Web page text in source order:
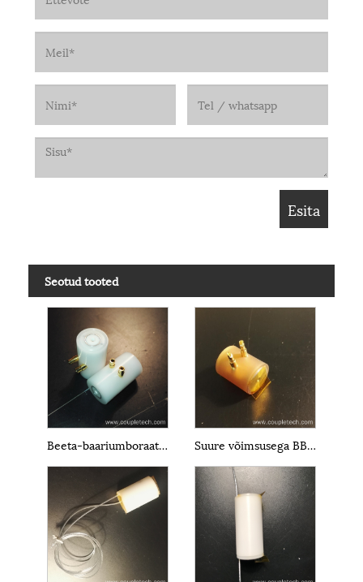
Seotud tooted
Beeta-baariumboraat BBO Pockels rakud Suure võimsusega BBO Pockels Cells